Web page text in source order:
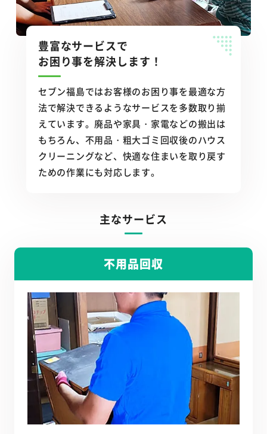
豊富なサービスで
お困り事を解決します！
セブン福島ではお客様のお困り事を最適な方
法で解決できるようなサービスを多数取り揃
えています。廃品や家具・家電などの搬出は
もちろん、不用品・粗大ゴミ回収後のハウス
クリーニングなど、快適な住まいを取り戻す
ための作業にも対応します。
主なサービス
不用品回収